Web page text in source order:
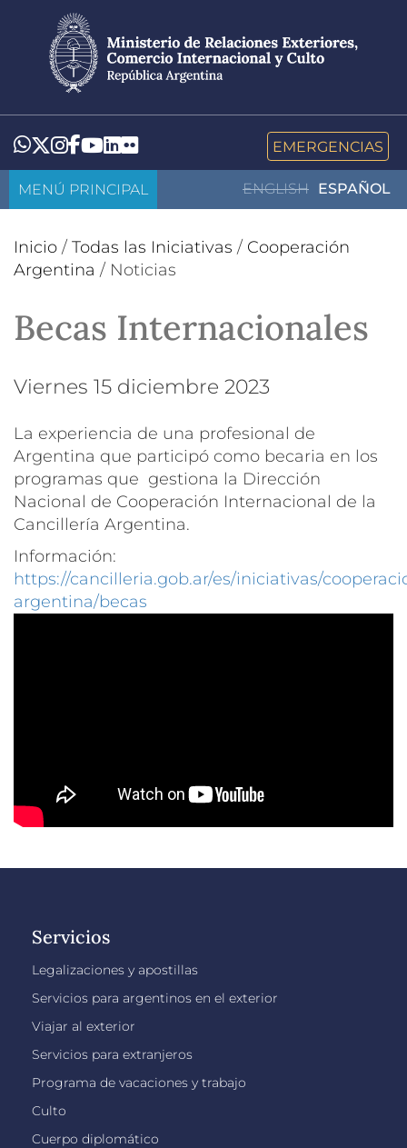
contenido
principal
Whatsapp
Twitter
Instagram
Facebook
YouTube
LinkedIn
Flickr EMERGENCIAS
ENGLISH ESPAÑOL
MENÚ PRINCIPAL
Inicio / Todas las Iniciativas / Cooperación
Argentina / Noticias
Becas Internacionales
viernes 15 diciembre 2023
La experiencia de una profesional de
Argentina que participó como becaria en los
programas que gestiona la Dirección
Nacional de Cooperación Internacional de la
Cancillería Argentina.
Información:
https://cancilleria.gob.ar/es/iniciativas/
argentina/becas
Servicios
Legalizaciones y apostillas
Servicios para argentinos en el exterior
Viajar al exterior
Servicios para extranjeros
Programa de vacaciones y trabajo
Culto
Cuerpo diplomático